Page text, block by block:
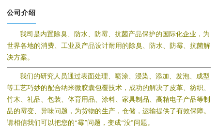
公司介绍
我司是内置除臭、防水、防霉、抗菌产品保护的国际化企业，为
世界各地的消费、工业及产品设计耐用的除臭、防水、防霉、抗菌解
决方案。
我们的研究人员通过表面处理、喷涂、浸染、添加、发泡、成型
等工艺巧妙的配合纳米微胶囊包覆技术，成功的解决了皮革、纺织、
竹木、礼品、包装、体育用品、涂料、家具制品、高精电子产品等制
品的霉变、异味问题，为货物的生产，仓储，运输提供了有效保障。
请相信我们可以把您的“霉”问题，变成“没”问题。